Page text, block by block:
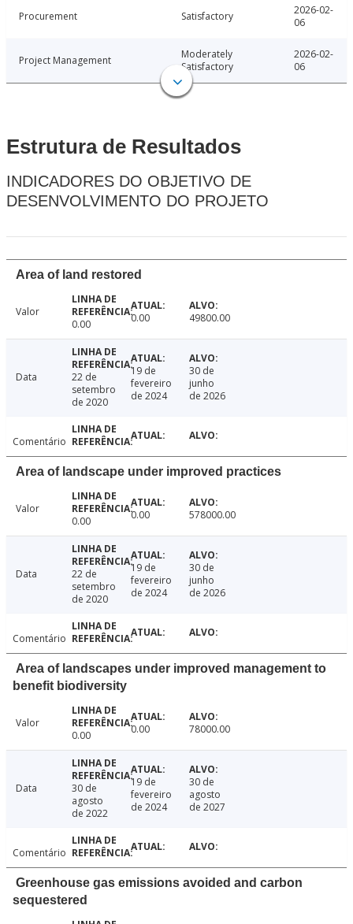
Procurement Satisfactory
2026-02-
06
Project Management
Moderately
Satisfactory
2026-02-
06
Estrutura de Resultados
INDICADORES DO OBJETIVO DE
DESENVOLVIMENTO DO PROJETO
Area of land restored
Valor
0.00
0.00 49800.00
Data
22 de
setembro
de 2020
19 de
fevereiro
de 2024
30 de
junho
de 2026
Comentário
Area of landscape under improved practices
Valor
0.00
0.00 578000.00
Data
22 de
setembro
de 2020
19 de
fevereiro
de 2024
30 de
junho
de 2026
Comentário
Area of landscapes under improved management to
benefit biodiversity
Valor
0.00
0.00 78000.00
Data
30 de
agosto
de 2022
19 de
fevereiro
de 2024
30 de
agosto
de 2027
Comentário
Greenhouse gas emissions avoided and carbon
sequestered